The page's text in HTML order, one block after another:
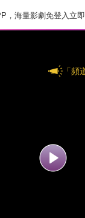
，海量影劇免登入立
「